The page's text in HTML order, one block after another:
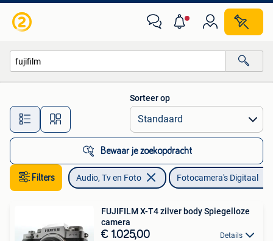
Alle afstanden…
Sorteer op
Bewaar je zoekopdracht
Filters Audio, Tv en Foto Fotocamera's Digitaal
FUJIFILM X-T4 zilver body Spiegelloze
camera
€ 1.025,00 Details